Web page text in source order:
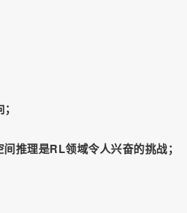
推理是RL领域令人兴奋的挑战；